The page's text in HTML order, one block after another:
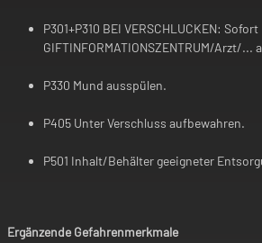
P301+P310 BEI VERSCHLUCKEN: Sofort
GIFTINFORMATIONSZENTRUM/Arzt/...
P330 Mund ausspülen.
P405 Unter Verschluss aufbewahren.
P501 Inhalt/Behälter geeigneter
Ergänzende Gefahrenmerkmale